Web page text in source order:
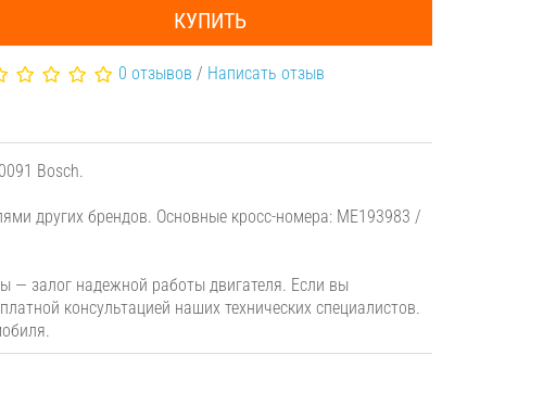
КУПИТЬ
0 отзывов / Написать отзыв
Bosch.
других брендов. Основные кросс-номера: ME193983 /
— залог надежной работы двигателя. Если вы
консультацией наших технических специалистов.